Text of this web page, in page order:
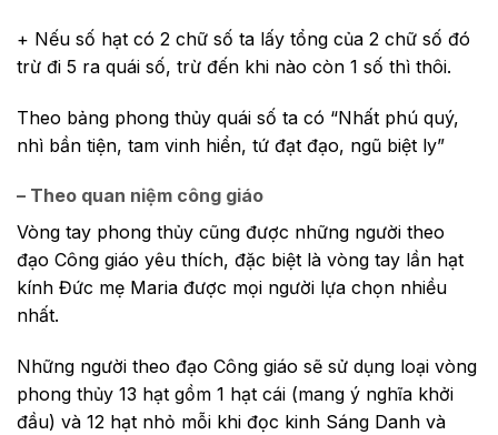
+ Nếu số hạt có 2 chữ số ta lấy tổng của 2 chữ số đó
trừ đi 5 ra quái số, trừ đến khi nào còn 1 số thì thôi.
Theo bảng phong thủy quái số ta có “Nhất phú quý,
nhì bần tiện, tam vinh hiển, tứ đạt đạo, ngũ biệt ly”
– Theo quan niệm công giáo
Vòng tay phong thủy cũng được những người theo
đạo Công giáo yêu thích, đặc biệt là vòng tay lần hạt
kính Đức mẹ Maria được mọi người lựa chọn nhiều
nhất.
Những người theo đạo Công giáo sẽ sử dụng loại vòng
phong thủy 13 hạt gồm 1 hạt cái (mang ý nghĩa khởi
đầu) và 12 hạt nhỏ mỗi khi đọc kinh Sáng Danh và